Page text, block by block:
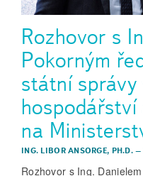
Rozhovor s
Pokorným
státní správy
na
ING. LIBOR ANSORGE, PH.D. –
Rozhovor s Ing.